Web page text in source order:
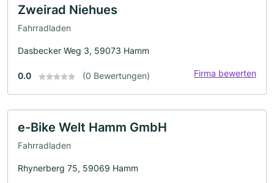
Zweirad Niehues
Fahrradladen
Dasbecker Weg 3, 59073 Hamm
0.0 (0 Bewertungen) Firma bewerten
e-Bike Welt Hamm GmbH
Fahrradladen
Rhynerberg 75, 59069 Hamm